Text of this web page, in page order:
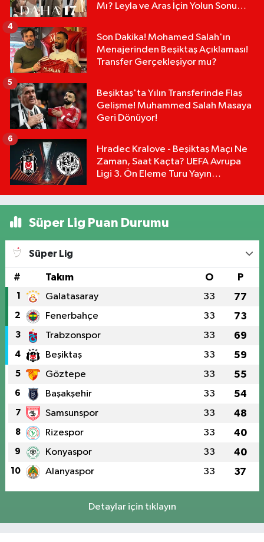
Mı? Leyla ve Aras İçin Yolun Sonu
Son Dakika! Mohamed Salah'ın
Menajerinden Beşiktaş Açıklaması!
Transfer Gerçekleşiyor mu?
4
Beşiktaş'ta Yılın Transferinde Flaş
Gelişme! Muhammed Salah Masaya
Geri Dönüyor!
5
Hradec Kralove - Beşiktaş Maçı Ne
Zaman, Saat Kaçta? UEFA Avrupa
Ligi 3. Ön Eleme Turu Yayın
6
Süper Lig Puan Durumu
Süper Lig
# Takım O P
1 Galatasaray 33 77
2 Fenerbahçe 33 73
3 Trabzonspor 33 69
4 Beşiktaş 33 59
5 Göztepe 33 55
6 Başakşehir 33 54
7 Samsunspor 33 48
8 Rizespor 33 40
9 Konyaspor 33 40
10 Alanyaspor 33 37
Detaylar için tıklayın